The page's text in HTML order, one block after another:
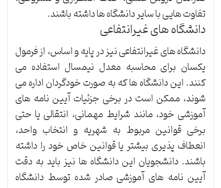
تفاوت هایی با سایر دانشگاه ها داشته باشند.
دانشگاه های غیرانتفاعی
دانشگاه های غیرانتفاعی نیز در پایه و اساس، از فرمول
یکسان برای محاسبه معدل نیمسال استفاده می
کنند. این دانشگاه ها که به صورت خودگردان اداره می
شوند، ممکن است در برخی جزئیات آیین نامه های
آموزشی خود، مانند شرایط مهمانی، انتقالی یا حتی
برخی قوانین مربوط به شهریه و انتخاب واحد،
انعطاف پذیری بیشتر یا قوانین خاص خود را داشته
باشند. دانشجویان این دانشگاه ها نیز باید به دقت
آیین نامه های آموزشی صادر شده توسط دانشگاه